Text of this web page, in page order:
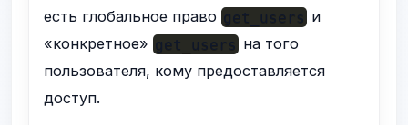
есть глобальное правоget_usersи
«конкретное»get_usersна того
пользователя, кому предоставляется
доступ.